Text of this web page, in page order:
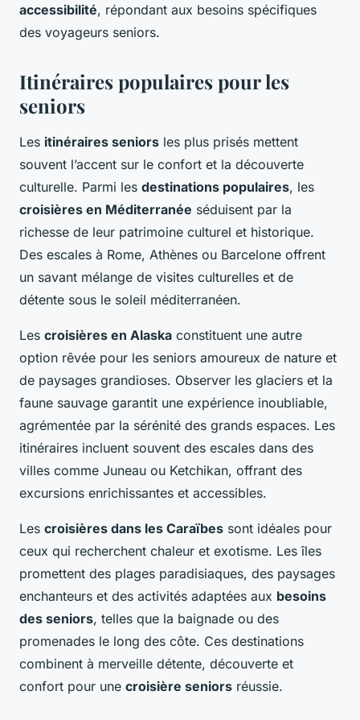
accessibilité, répondant aux besoins spécifiques
des voyageurs seniors.
Itinéraires populaires pour les
seniors
Les itinéraires seniors les plus prisés mettent
souvent l’accent sur le confort et la découverte
culturelle. Parmi les destinations populaires, les
croisières en Méditerranée séduisent par la
richesse de leur patrimoine culturel et historique.
Des escales à Rome, Athènes ou Barcelone offrent
un savant mélange de visites culturelles et de
détente sous le soleil méditerranéen.
Les croisières en Alaska constituent une autre
option rêvée pour les seniors amoureux de nature et
de paysages grandioses. Observer les glaciers et la
faune sauvage garantit une expérience inoubliable,
agrémentée par la sérénité des grands espaces. Les
itinéraires incluent souvent des escales dans des
villes comme Juneau ou Ketchikan, offrant des
excursions enrichissantes et accessibles.
Les croisières dans les Caraïbes sont idéales pour
ceux qui recherchent chaleur et exotisme. Les îles
promettent des plages paradisiaques, des paysages
enchanteurs et des activités adaptées aux besoins
des seniors, telles que la baignade ou des
promenades le long des côte. Ces destinations
combinent à merveille détente, découverte et
confort pour une croisière seniors réussie.